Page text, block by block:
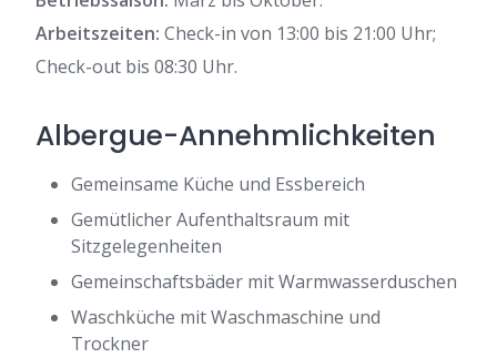
Arbeitszeiten: Check-in von 13:00 bis 21:00 Uhr;
Check-out bis 08:30 Uhr.
Albergue-Annehmlichkeiten
Gemeinsame Küche und Essbereich
Gemütlicher Aufenthaltsraum mit
Sitzgelegenheiten
Gemeinschaftsbäder mit Warmwasserduschen
Waschküche mit Waschmaschine und
Trockner